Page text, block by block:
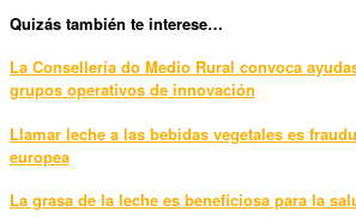
Quizás también te interese…
La Consellería do Medio Rural convoca
grupos operativos de innovación
Llamar leche a las bebidas vegetales es
europea
La grasa de la leche es beneficiosa para la